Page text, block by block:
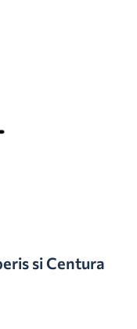
si Centura